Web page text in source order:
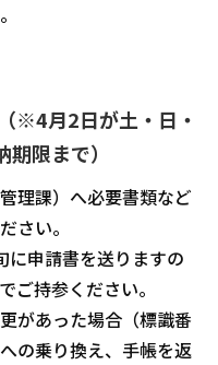
※4月2日が土・日・
限まで）
理課）へ必要書類など
さい。
に申請書を送りますの
ご持参ください。
があった場合（標識番
の乗り換え、手帳を返